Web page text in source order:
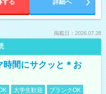
する 詳細へ
掲載日：2026.07.28
時間にサクッと＊お
大学生歓迎
ブランクOK